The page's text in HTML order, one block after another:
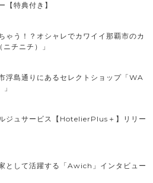
【特典付き】
ゃう！？オシャレでカワイイ那覇市のカ
チニチ）」
浮島通りにあるセレクトショップ「WA
ジュサービス【HotelierPlus＋】リリー
として活躍する「Awich」インタビュー